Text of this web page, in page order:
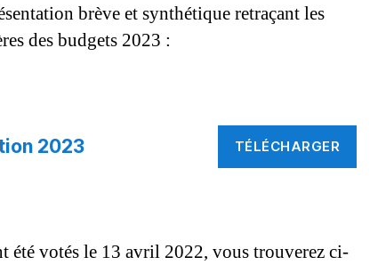
brève et synthétique retraçant les
des budgets 2023 :
2023 TÉLÉCHARGER
été votés le 13 avril 2022, vous trouverez ci-